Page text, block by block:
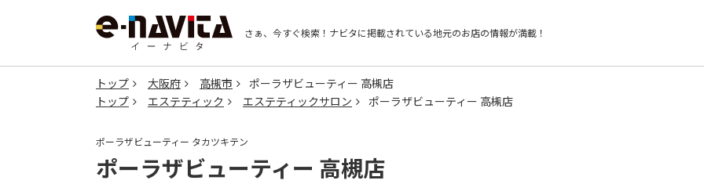
さぁ、今すぐ検索！ ナビタに掲載されている地元のお店の情報が満載！
トップ 大阪府 高槻市
ポーラザビューティー 高槻店
トップ
エステティック エステティックサロン ポーラザビューティー 高槻店
ポーラザビューティー タカツキテン
ポーラザビューティー 高槻店